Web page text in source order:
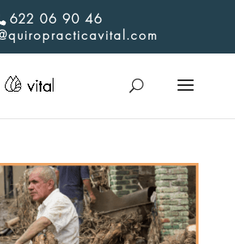
622 06 90 46